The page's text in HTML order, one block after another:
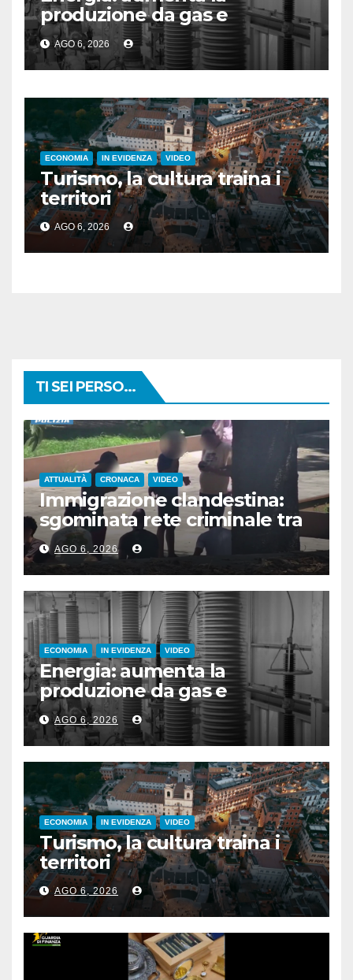
produzione da gas e
fotovoltaico
AGO 6, 2026
ECONOMIA IN EVIDENZA VIDEO
Turismo, la cultura traina i
territori
AGO 6, 2026
TI SEI PERSO...
ATTUALITÀ CRONACA VIDEO
Immigrazione clandestina:
sgominata rete criminale tra
Algeria, Italia e Francia
AGO 6, 2026
ECONOMIA IN EVIDENZA VIDEO
Energia: aumenta la
produzione da gas e
fotovoltaico
AGO 6, 2026
ECONOMIA IN EVIDENZA VIDEO
Turismo, la cultura traina i
territori
AGO 6, 2026